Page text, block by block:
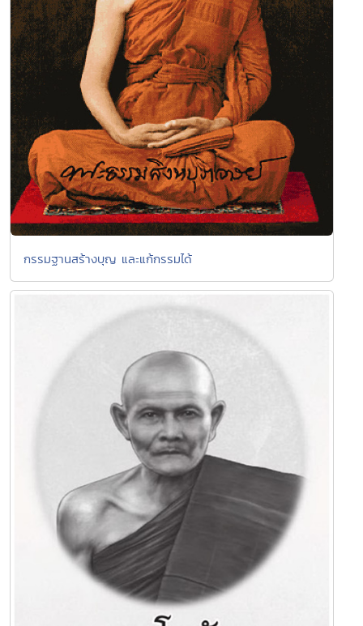
กรรมฐานสร้างบุญ และแก้กรรมได้